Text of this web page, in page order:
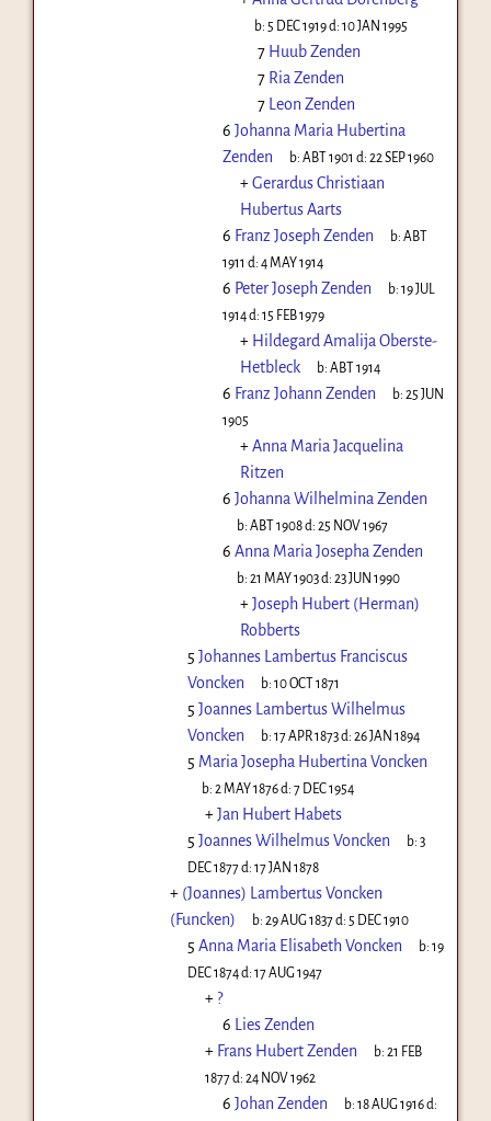
b: 5 DEC 1919d:10 JAN 1995
7 Huub Zenden
7 Ria Zenden
7 Leon Zenden
6 Johanna Maria Hubertina
Zenden
b:ABT 1901 d:22 SEP 1960
+Gerardus Christiaan
Hubertus Aarts
6 Franz Joseph Zenden b:ABT
1911 d: 4 MAY 1914
6 Peter Joseph Zenden b:19 JUL
1914d: 15 FEB 1979
+ Hildegard Amalija Oberste-
Hetbleck
b:ABT 1914
6 Franz Johann Zenden b:25 JUN
1905
+Anna Maria Jacquelina
Ritzen
6 Johanna Wilhelmina Zenden
b:ABT 1908d:25 NOV 1967
6 Anna Maria Josepha Zenden
b:21 MAY 1903d:23 JUN 1990
+Joseph Hubert (Herman)
Robberts
5 Johannes Lambertus Franciscus
Voncken
b:10 OCT 1871
5 Joannes Lambertus Wilhelmus
Voncken
b:17 APR 1873d:26 JAN 1894
5 Maria Josepha Hubertina Voncken
b:2 MAY 1876d:7 DEC 1954
+Jan Hubert Habets
5 Joannes Wilhelmus Voncken b:3
DEC 1877d: 17 JAN 1878
+ (Joannes) Lambertus Voncken
(Funcken)
b:29 AUG 1837d: 5 DEC 1910
5 Anna Maria Elisabeth Voncken b:19
DEC 1874d: 17 AUG 1947
+ ?
6 Lies Zenden
+ Frans Hubert Zenden b:21 FEB
1877d: 24 NOV 1962
6 Johan Zenden b:18 AUG 1916d: